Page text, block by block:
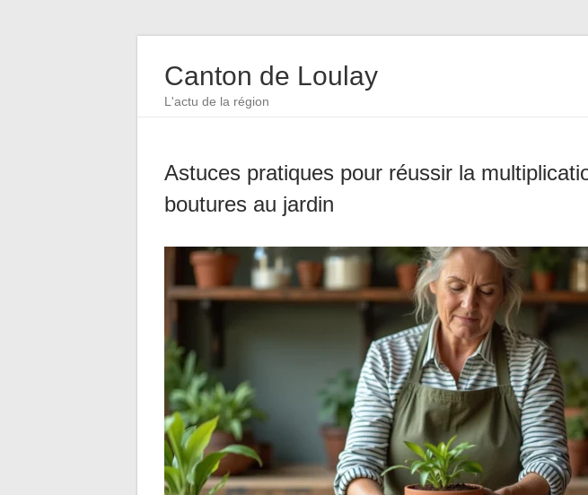
Canton de Loulay
L'actu de la région
Astuces pratiques pour réussir la
boutures au jardin